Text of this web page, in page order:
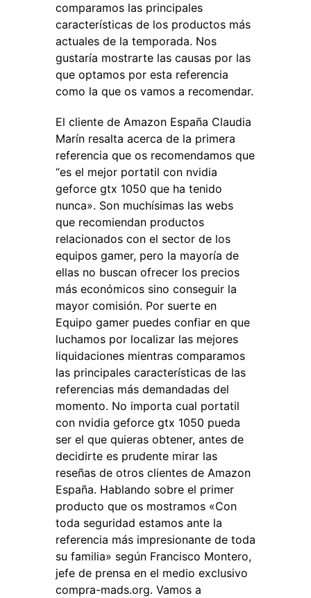
comparamos las principales
características de los productos más
actuales de la temporada. Nos
gustaría mostrarte las causas por las
que optamos por esta referencia
como la que os vamos a recomendar.
El cliente de Amazon España Claudia
Marín resalta acerca de la primera
referencia que os recomendamos que
“es el mejor portatil con nvidia
geforce gtx 1050 que ha tenido
nunca». Son muchísimas las webs
que recomiendan productos
relacionados con el sector de los
equipos gamer, pero la mayoría de
ellas no buscan ofrecer los precios
más económicos sino conseguir la
mayor comisión. Por suerte en
Equipo gamer puedes confiar en que
luchamos por localizar las mejores
liquidaciones mientras comparamos
las principales características de las
referencias más demandadas del
momento. No importa cual portatil
con nvidia geforce gtx 1050 pueda
ser el que quieras obtener, antes de
decidirte es prudente mirar las
reseñas de otros clientes de Amazon
España. Hablando sobre el primer
producto que os mostramos «Con
toda seguridad estamos ante la
referencia más impresionante de toda
su familia» según Francisco Montero,
jefe de prensa en el medio exclusivo
compra-mads.org. Vamos a